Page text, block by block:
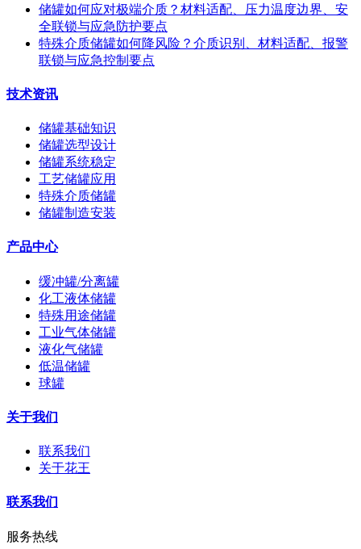
储罐如何应对极端介质？材料适配、压力温度边界、安
全联锁与应急防护要点
特殊介质储罐如何降风险？介质识别、材料适配、报警
联锁与应急控制要点
技术资讯
储罐基础知识
储罐选型设计
储罐系统稳定
工艺储罐应用
特殊介质储罐
储罐制造安装
产品中心
缓冲罐/分离罐
化工液体储罐
特殊用途储罐
工业气体储罐
液化气储罐
低温储罐
球罐
关于我们
联系我们
关于花王
联系我们
服务热线